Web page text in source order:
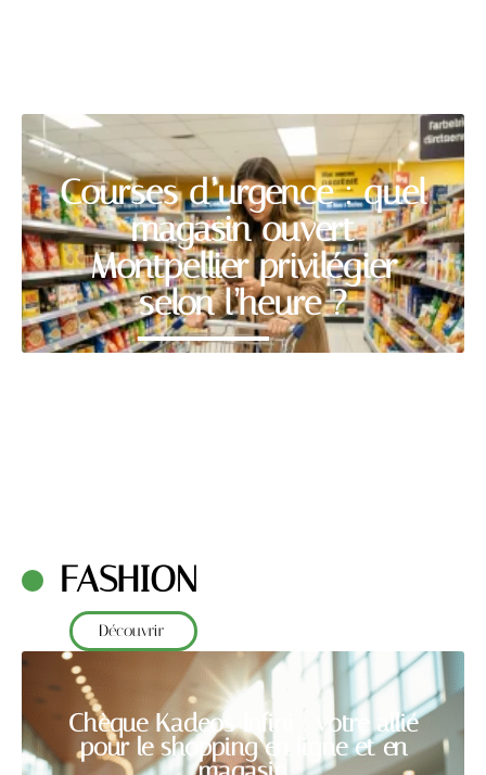
Courses d’urgence : quel
magasin ouvert
Montpellier privilégier
selon l’heure ?
FASHION
Découvrir
Chèque Kadeos Infini : votre allié
pour le shopping en ligne et en